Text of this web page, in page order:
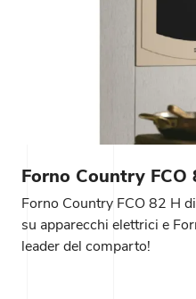
Forno Country FCO
Forno Country FCO 82 H
su apparecchi elettrici e
leader del comparto!